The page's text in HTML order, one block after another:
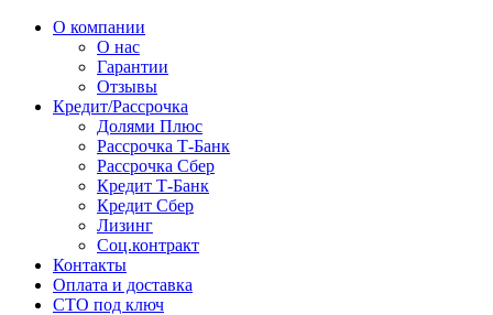
О компании
О нас
Гарантии
Отзывы
Кредит/Рассрочка
Долями Плюс
Рассрочка Т-Банк
Рассрочка Сбер
Кредит Т-Банк
Кредит Сбер
Лизинг
Соц.контракт
Контакты
Оплата и доставка
СТО под ключ